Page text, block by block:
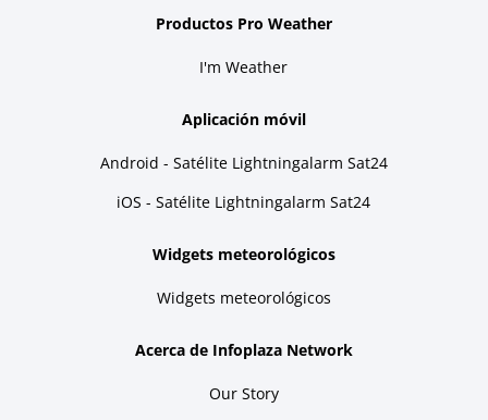
Productos Pro Weather
I'm Weather
Aplicación móvil
Android - Satélite Lightningalarm Sat24
iOS - Satélite Lightningalarm Sat24
Widgets meteorológicos
Widgets meteorológicos
Acerca de Infoplaza Network
Our Story